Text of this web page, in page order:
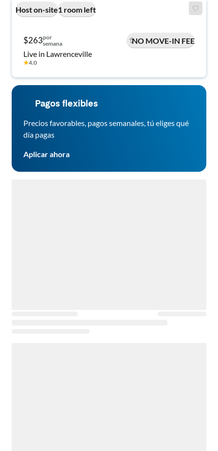
Host on-site1 room left
$263por
semana
NO MOVE-IN FEE
Live in Lawrenceville
★4.0
Pagos flexibles
Precios favorables, pagos semanales, tú eliges qué
día pagas
Aplicar ahora